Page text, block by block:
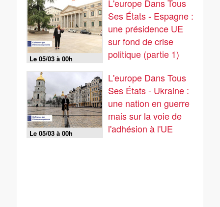
Le 05/03 à 00h
L'europe Dans Tous
Ses États - Espagne :
une présidence UE
sur fond de crise
politique (partie 1)
Le 05/03 à 00h
L'europe Dans Tous
Ses États - Ukraine :
une nation en guerre
mais sur la voie de
l'adhésion à l'UE